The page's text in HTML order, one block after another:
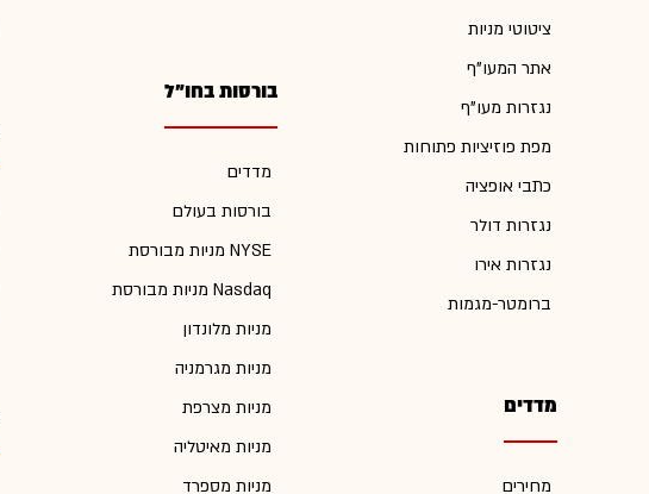
ציטוטי מניות
אתר המעו"ף
נגזרות מעו"ף
מפת פוזיציות פתוחות
כתבי אופציה
נגזרות דולר
נגזרות אירו
ברומטר-מגמות
מדדים
מחירים
בורסות בחו"ל
מדדים
בורסות בעולם
מניות מבורסת NYSE
מניות מבורסת Nasdaq
מניות מלונדון
מניות מגרמניה
מניות מצרפת
מניות מאיטליה
מניות מספרד